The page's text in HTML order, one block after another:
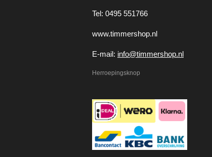
Tel: 0495 551766
www.timmershop.nl
E-mail: info@timmershop.nl
Herroepingsknop